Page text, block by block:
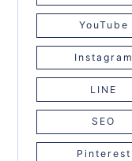
YouTube
Instagram
LINE
SEO
Pinterest